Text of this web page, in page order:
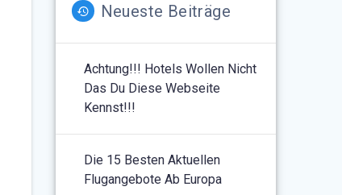
Neueste Beiträge
Achtung!!! Hotels Wollen Nicht
Das Du Diese Webseite
Kennst!!!
Die 15 Besten Aktuellen
Flugangebote Ab Europa